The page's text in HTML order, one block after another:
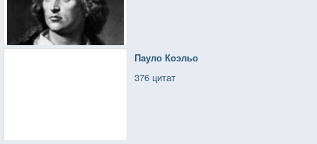
Пауло Коэльо
376 цитат